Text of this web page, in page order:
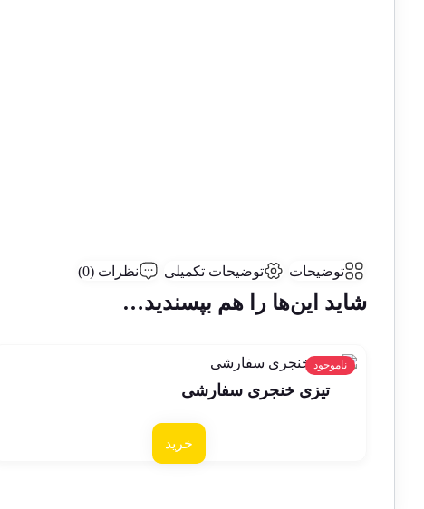
توضیحات توضیحات تکمیلی نظرات (0)
شاید این‌ها را هم بپسندید…
ناموجود
تیزی خنجری سفارشی
خرید